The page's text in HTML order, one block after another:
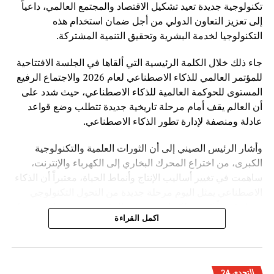
تكنولوجية جديدة تعيد تشكيل الاقتصاد والمجتمع العالمي، داعياً
إلى تعزيز التعاون الدولي من أجل ضمان استخدام هذه
التكنولوجيا لخدمة البشرية وتحقيق التنمية المشتركة.
جاء ذلك خلال الكلمة الرئيسية التي ألقاها في الجلسة الافتتاحية
للمؤتمر العالمي للذكاء الاصطناعي لعام 2026 والاجتماع الرفيع
المستوى للحوكمة العالمية للذكاء الاصطناعي، حيث شدد على
أن العالم يقف أمام مرحلة تاريخية جديدة تتطلب وضع قواعد
عادلة ومنصفة لإدارة تطور الذكاء الاصطناعي.
وأشار الرئيس الصيني إلى أن الثورات العلمية والتكنولوجية
الكبرى، من اختراع المحرك البخاري إلى الكهرباء والإنترنت،
ساهمت في تغيير أساليب الإنتاج وأنماط الحياة، معتبراً أن الذكاء
تحمل فرصاً كبيرة، لكنها تفرض في الوقت نفسه تحديات مرتبطة
وأوضح شي جينبينغ أن تطوير الذكاء الاصطناعي ينبغي أن يقوم
على أربعة مبادئ أساسية، تتمثل في الانفتاح والتعاون لتحقيق
اكمل القراءة